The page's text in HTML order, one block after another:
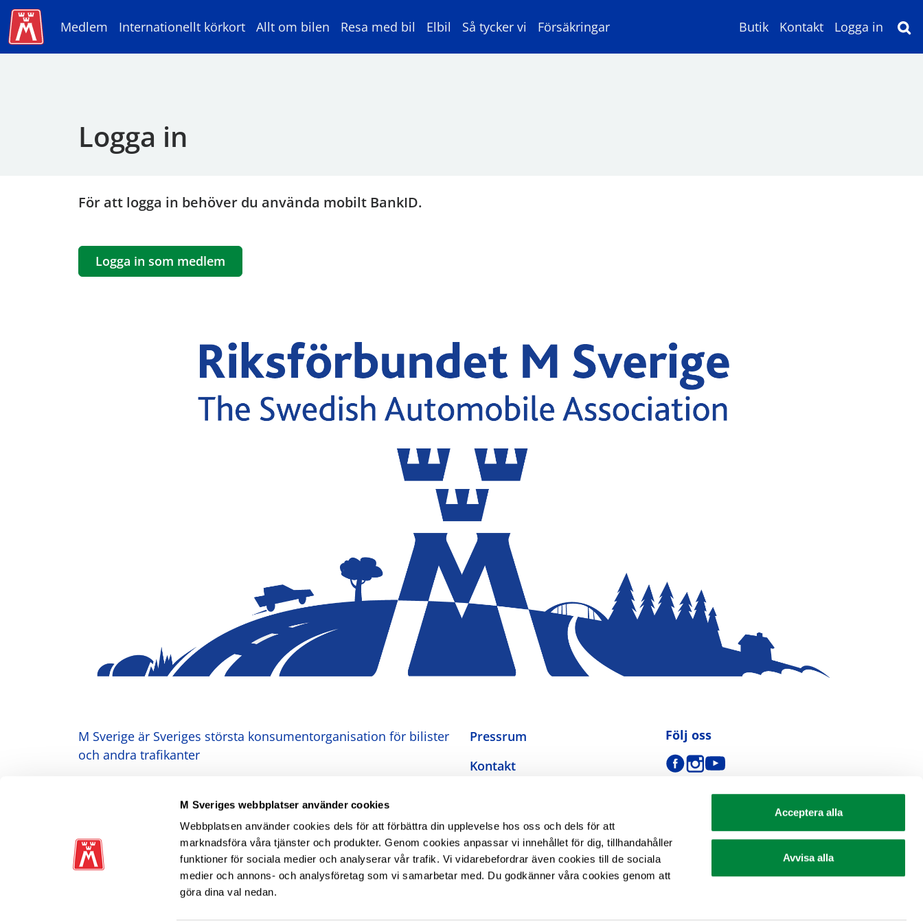
M Sveriges webbplatser använder cookies
Webbplatsen använder cookies dels för att förbättra din upplevelse hos oss och dels för att
marknadsföra våra tjänster och produkter. Genom cookies anpassar vi innehållet för dig, tillhandahåller
funktioner för sociala medier och analyserar vår trafik. Vi vidarebefordrar även cookies till de sociala
medier och annons- och analysföretag som vi samarbetar med. Du godkänner våra cookies genom att
göra dina val nedan.
Acceptera alla
Avvisa alla
Medlem Internationellt körkort Allt om bilen Resa med bil Elbil Så tycker vi Försäkringar Butik Kontakt Logga in
Logga in
För att logga in behöver du använda mobilt BankID.
Logga in som medlem
M Sverige är Sveriges största konsumentorganisation för bilister
och andra trafikanter
Pressrum
Kontakt
Integritetspolicy
Inställningar för cookies
Tillgänglighetsredogörelse
Följ oss